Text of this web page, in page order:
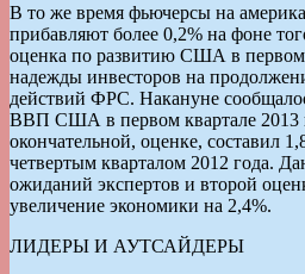
В то же время фьючерсы на
прибавляют более 0,2% на фоне
оценка по развитию США в первом
надежды инвесторов на
действий ФРС. Накануне
ВВП США в первом квартале 2013
окончательной, оценке, составил
четвертым кварталом 2012 года.
ожиданий экспертов и второй
увеличение экономики на 2,4%.
ЛИДЕРЫ И АУТСАЙДЕРЫ